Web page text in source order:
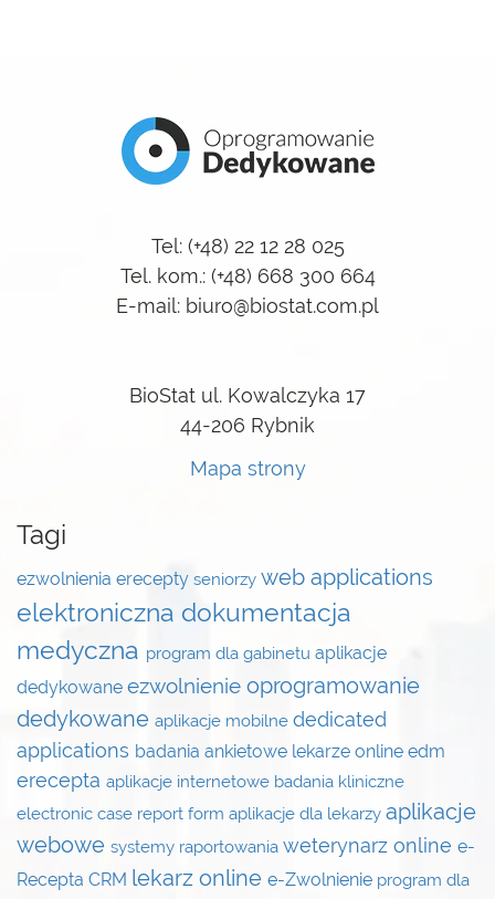
Tel: (+48) 22 12 28 025
Tel. kom.: (+48) 668 300 664
E-mail: biuro@biostat.com.pl
BioStat ul. Kowalczyka 17
44-206 Rybnik
Mapa strony
Tagi
ezwolnienia erecepty seniorzy web applications
elektroniczna dokumentacja
medyczna program dla gabinetu aplikacje
dedykowane ezwolnienie oprogramowanie
dedykowane aplikacje mobilne dedicated
applications badania ankietowe lekarze online edm
erecepta aplikacje internetowe badania kliniczne
electronic case report form aplikacje dla lekarzy aplikacje
webowe systemy raportowania weterynarz online e-
Recepta CRM lekarz online e-Zwolnienie program dla